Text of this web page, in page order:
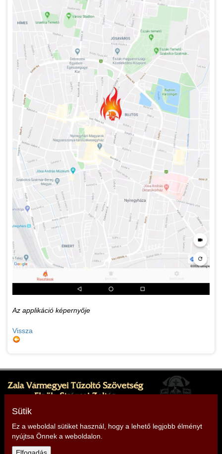
Az applikáció képernyője
Vissza
Zala Vármegyei Tűzoltó Szövetség
Elnök: Strázsai Zoltán
Cím: 8380 Hévíz, Sugár köz 1.
Telefon: +36 30 499 9912,
Sütik
Ez a weboldal sütiket használ, hogy a lehető legjobb élményt
nyújtsa Önnek a weboldalon.